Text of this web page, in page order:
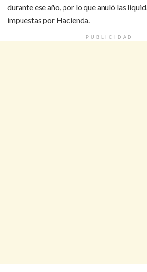
durante ese año, por lo que anuló las
impuestas por Hacienda.
PUBLICIDAD